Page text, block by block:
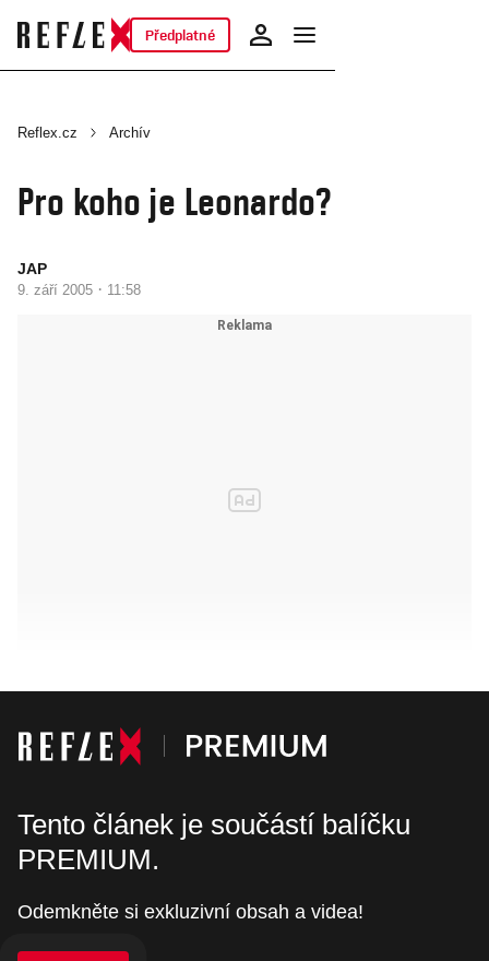
Předplatné
Reflex.cz Archív
Pro koho je Leonardo?
JAP
9. září 2005 · 11:58
Tento článek je součástí balíčku
PREMIUM.
Odemkněte si exkluzivní obsah a videa!